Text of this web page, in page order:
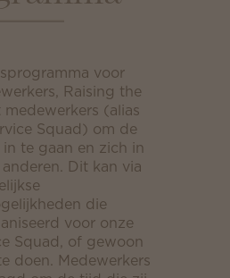
voor
Raising the
medewerkers (alias
Squad) om de
te gaan en zich in
Dit kan via
die
voor onze
Squad, of gewoon
doen. Medewerkers